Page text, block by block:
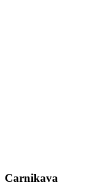
Carnikava